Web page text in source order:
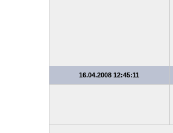
16.04.2008 12:45:11